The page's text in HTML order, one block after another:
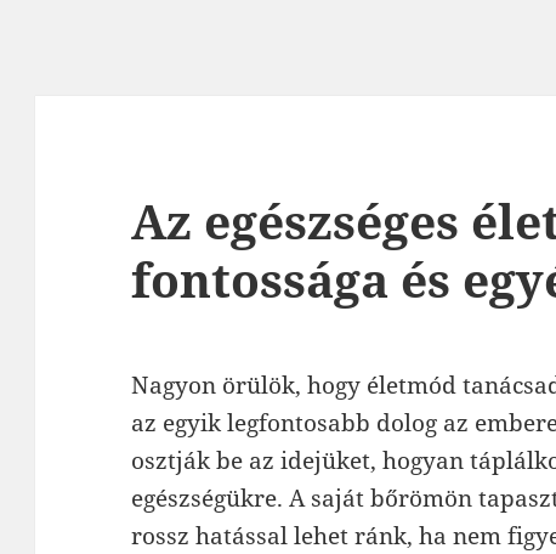
Az egészséges
fontossága és
Nagyon örülök, hogy életmód
az egyik legfontosabb dolog az
osztják be az idejüket, hogyan
egészségükre. A saját bőrömön
rossz hatással lehet ránk, ha nem